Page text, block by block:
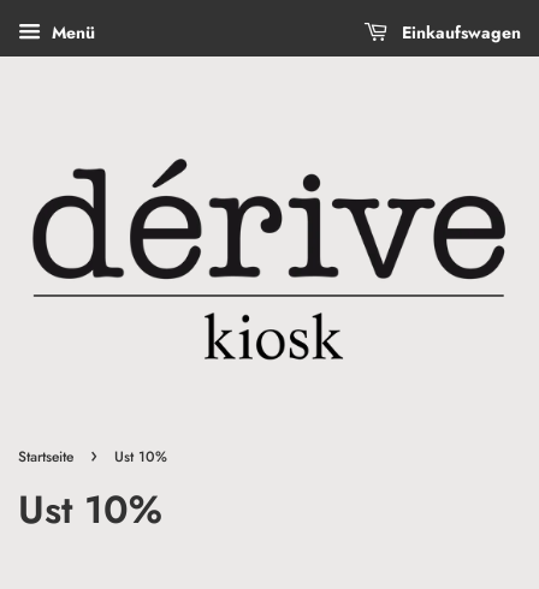
Menü Einkaufswagen
Startseite › Ust 10%
Ust 10%